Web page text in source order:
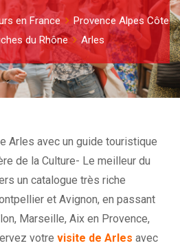
en France
Provence Alpes Côte
du Rhône Arles
Arles avec un guide touristique
de la Culture- Le meilleur du
un catalogue très riche
et Avignon, en passant
Marseille, Aix en Provence,
votre visite de Arles avec